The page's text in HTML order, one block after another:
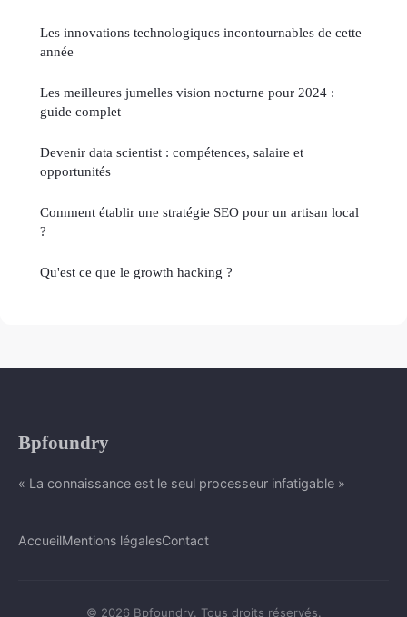
Les innovations technologiques incontournables de cette
année
Les meilleures jumelles vision nocturne pour 2024 :
guide complet
Devenir data scientist : compétences, salaire et
opportunités
Comment établir une stratégie SEO pour un artisan local
?
Qu'est ce que le growth hacking ?
Bpfoundry
« La connaissance est le seul processeur infatigable »
AccueilMentions légalesContact
© 2026 Bpfoundry. Tous droits réservés.